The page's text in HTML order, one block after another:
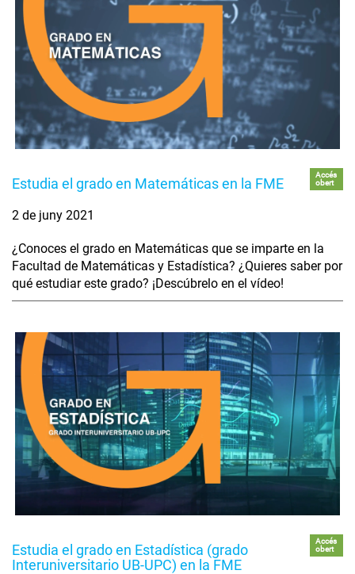
Estudia el grado en Matemáticas en la FME
Accés
obert
2 de juny 2021
¿Conoces el grado en Matemáticas que se imparte en la
Facultad de Matemáticas y Estadística? ¿Quieres saber por
qué estudiar este grado? ¡Descúbrelo en el vídeo!
Estudia el grado en Estadística (grado
Interuniversitario UB-UPC) en la FME
Accés
obert